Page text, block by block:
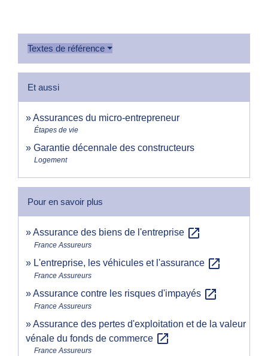
Textes de référence
Et aussi
Assurances du micro-entrepreneur
Étapes de vie
Garantie décennale des constructeurs
Logement
Pour en savoir plus
Assurance des biens de l'entreprise open_in_new
France Assureurs
L'entreprise, les véhicules et l'assurance open_in_new
France Assureurs
Assurance contre les risques d'impayés open_in_new
France Assureurs
Assurance des pertes d'exploitation et de la valeur
vénale du fonds de commerce open_in_new
France Assureurs